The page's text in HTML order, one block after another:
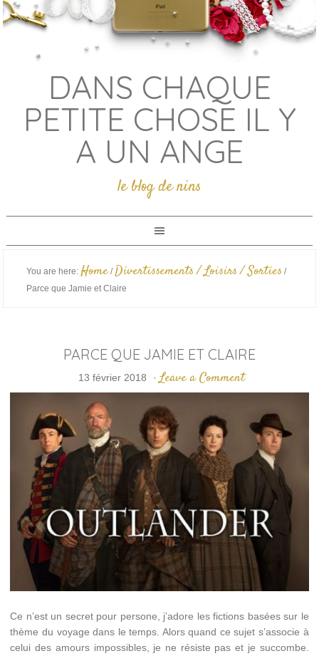
DANS CHAQUE
PETITE CHOSE IL Y
A UN ANGE
le blog de nins
You are here: Home / Divertissements / Loisirs / Sorties /
Parce que Jamie et Claire
PARCE QUE JAMIE ET CLAIRE
13 février 2018 · Leave a Comment
Ce n’est un secret pour persone, j’adore les fictions basées sur le
thème du voyage dans le temps. Alors quand ce sujet s’associe à
celui des amours impossibles, je ne résiste pas et je succombe.